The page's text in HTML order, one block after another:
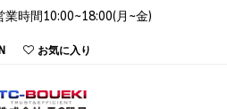
時間10:00~18:00(月~金)
お気に入り